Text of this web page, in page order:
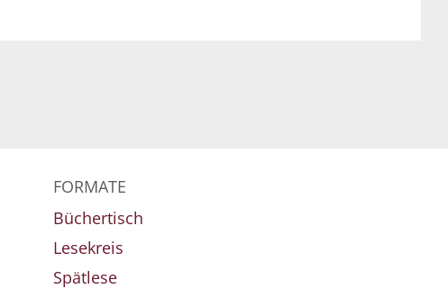
FORMATE
Büchertisch
Lesekreis
Spätlese